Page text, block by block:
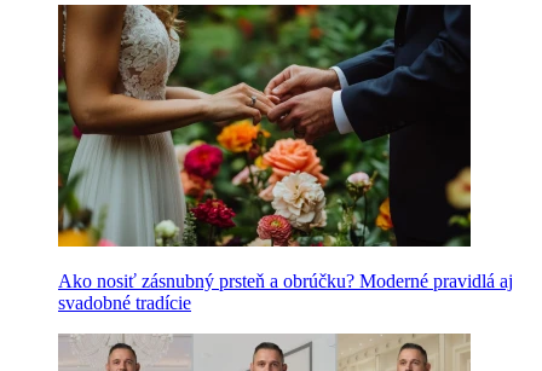
Ako nosiť zásnubný prsteň a obrúčku? Moderné pravidlá aj
svadobné tradície